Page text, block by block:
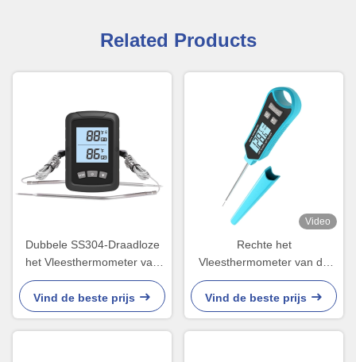
Related Products
Dubbele SS304-Draadloze
het Vleesthermometer van
de Sondebarbecue
gemakkelijk aan grill
Vind de beste prijs
Video
Rechte het
Vleesthermometer van de
Sondeip66 BARBECUE voor
Kictchen-Voedsel het Koken
Vind de beste prijs